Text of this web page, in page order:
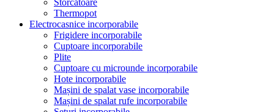
Thermopot
Electrocasnice incorporabile
Frigidere incorporabile
Cuptoare incorporabile
Plite
Cuptoare cu microunde incorporabile
Hote incorporabile
Mașini de spalat vase incorporabile
Mașini de spalat rufe incorporabile